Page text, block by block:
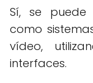
Sí, se puede
como
vídeo,
interfaces.